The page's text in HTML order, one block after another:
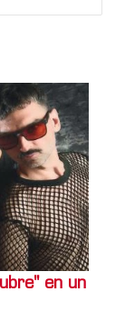
en un